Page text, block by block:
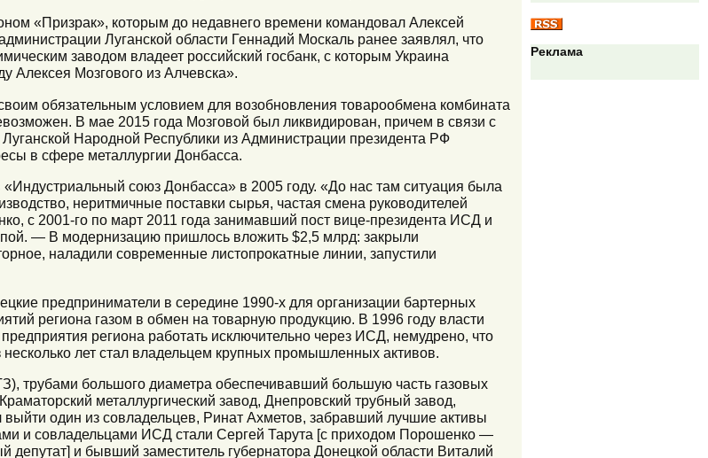
«Призрак», которым до недавнего времени командовал Алексей
Луганской области Геннадий Москаль ранее заявлял, что
заводом владеет российский госбанк, с которым Украина
Алексея Мозгового из Алчевска».
обязательным условием для возобновления товарообмена комбината
В мае 2015 года Мозговой был ликвидирован, причем в связи с
Народной Республики из Администрации президента РФ
в сфере металлургии Донбасса.
союз Донбасса» в 2005 году. «До нас там ситуация была
неритмичные поставки сырья, частая смена руководителей
с 2001-го по март 2011 года занимавший пост вице-президента ИСД и
— В модернизацию пришлось вложить $2,5 млрд: закрыли
наладили современные листопрокатные линии, запустили
предприниматели в середине 1990-х для организации бартерных
региона газом в обмен на товарную продукцию. В 1996 году власти
региона работать исключительно через ИСД, немудрено, что
лет стал владельцем крупных промышленных активов.
трубами большого диаметра обеспечивавший большую часть газовых
металлургический завод, Днепровский трубный завод,
один из совладельцев, Ринат Ахметов, забравший лучшие активы
и совладельцами ИСД стали Сергей Тарута [с приходом Порошенко —
и бывший заместитель губернатора Донецкой области Виталий
Реклама